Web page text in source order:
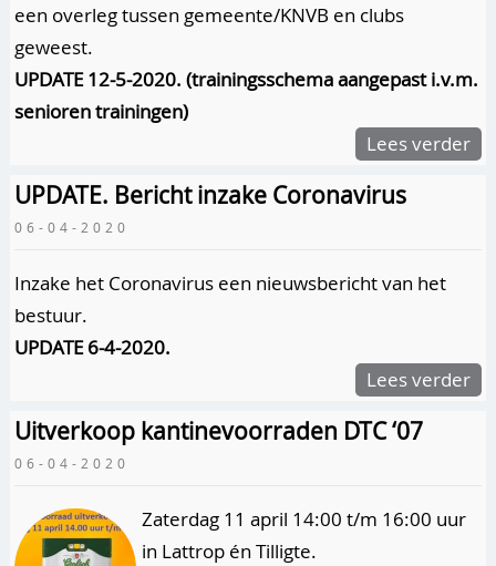
een overleg tussen gemeente/KNVB en clubs
geweest.
UPDATE 12-5-2020. (trainingsschema aangepast i.v.m.
senioren trainingen)
Lees verder
UPDATE. Bericht inzake Coronavirus
06-04-2020
Inzake het Coronavirus een nieuwsbericht van het
bestuur.
UPDATE 6-4-2020.
Lees verder
Uitverkoop kantinevoorraden DTC ‘07
06-04-2020
Zaterdag 11 april 14:00 t/m 16:00 uur
in Lattrop én Tilligte.